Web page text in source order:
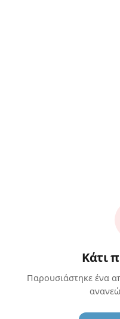
Κάτι
Παρουσιάστηκε ένα